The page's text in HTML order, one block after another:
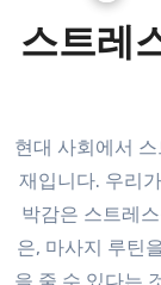
스트레
현대 사회에서
재입니다. 우리
박감은 스트레
은, 마사지 루틴